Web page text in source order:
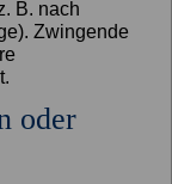
B. nach
Zwingende
oder